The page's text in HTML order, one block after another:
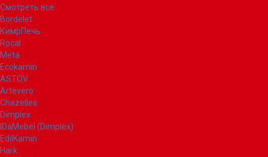
Смотреть все
Bordelet
КимрПечь
Rocal
Meta
Ecokamin
ASTOV
Artevero
Chazelles
Dimplex
IDaMebel (Dimplex)
EdilKamin
Hark